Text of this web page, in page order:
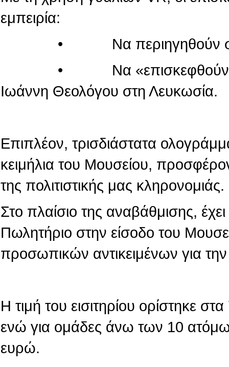
εμπειρία:
• Να περιηγηθούν στον
• Να «επισκεφθούν» τον
Ιωάννη Θεολόγου στη Λευκωσία.
Επιπλέον, τρισδιάστατα
κειμήλια του Μουσείου,
της πολιτιστικής μας κληρονομιάς.
Στο πλαίσιο της αναβάθμισης,
Πωλητήριο στην είσοδο του
προσωπικών αντικειμένων για
Η τιμή του εισιτηρίου ορίστηκε
ενώ για ομάδες άνω των 10
ευρώ.